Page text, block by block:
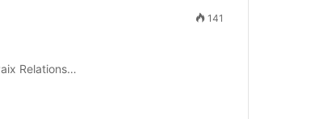
141
Relations…